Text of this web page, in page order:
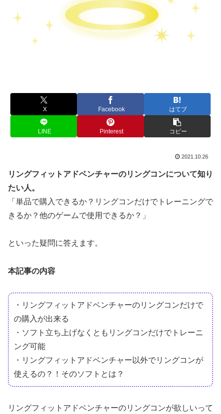
X Facebook はてブ
LINE Pinterest コピー
2021.10.26
リングフィットアドベンチャーのリングコンについて知り
たい人。
「単品で購入できるか？リングコンだけでトレーニングで
きるか？他のゲームで使用できるか？」
といった疑問に答えます。
本記事の内容
・リングフィットアドベンチャーのリングコンだけで
の購入が出来る
・ソフト立ち上げなくともリングコンだけでトレーニ
ング可能
・リングフィットアドベンチャー以外でリングコンが
使えるの？！そのソフトとは？
リングフィットアドベンチャーのリングコンが欲しいって